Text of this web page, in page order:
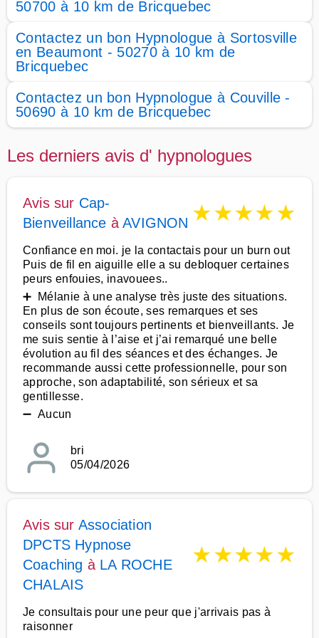
50700 à 10 km de Bricquebec
Contactez un bon Hypnologue à Sortosville
en Beaumont - 50270 à 10 km de
Bricquebec
Contactez un bon Hypnologue à Couville -
50690 à 10 km de Bricquebec
Les derniers avis d' hypnologues
Avis sur Cap-
Bienveillance àAVIGNON ★★★★★
Confiance en moi. je la contactais pour un burn out
Puis de fil en aiguille elle a su debloquer certaines
peurs enfouies, inavouees..
➕ Mélanie à une analyse très juste des situations.
En plus de son écoute, ses remarques et ses
conseils sont toujours pertinents et bienveillants. Je
me suis sentie à l’aise et j’ai remarqué une belle
évolution au fil des séances et des échanges. Je
recommande aussi cette professionnelle, pour son
approche, son adaptabilité, son sérieux et sa
gentillesse.
➖ Aucun
bri
05/04/2026
Avis sur Association
DPCTS Hypnose
Coaching à LA ROCHE
CHALAIS
★★★★★
Je consultais pour une peur que j'arrivais pas à
raisonner